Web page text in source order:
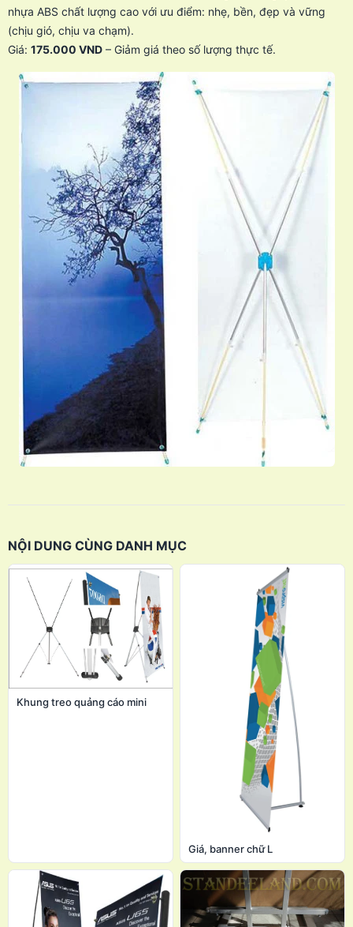
nhựa ABS chất lượng cao với ưu điểm: nhẹ, bền, đẹp và vững
(chịu gió, chịu va chạm).
Giá: 175.000 VND – Giảm giá theo số lượng thực tế.
NỘI DUNG CÙNG DANH MỤC
Khung treo quảng cáo mini
Giá, banner chữ L